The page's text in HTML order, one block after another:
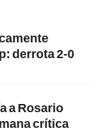
derrota 2-0
a Rosario
crítica